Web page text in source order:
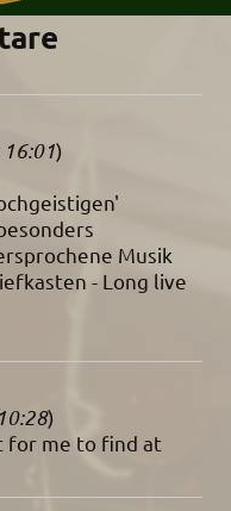
16:01)
Musik
- Long live
)
for me to find at